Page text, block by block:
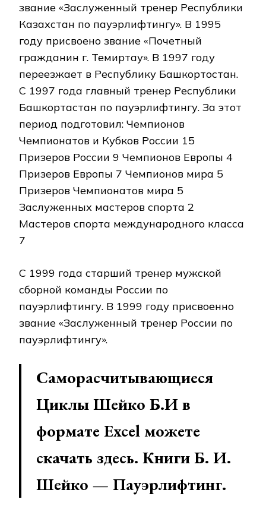
звание «Заслуженный тренер Республики
Казахстан по пауэрлифтингу». В 1995
году присвоено звание «Почетный
гражданин г. Темиртау». В 1997 году
переезжает в Республику Башкортостан.
С 1997 года главный тренер Республики
Башкортастан по пауэрлифтингу. За этот
период подготовил: Чемпионов
Чемпионатов и Кубков России 15
Призеров России 9 Чемпионов Европы 4
Призеров Европы 7 Чемпионов мира 5
Призеров Чемпионатов мира 5
Заслуженных мастеров спорта 2
Мастеров спорта международного класса
7
С 1999 года старший тренер мужской
сборной команды России по
пауэрлифтингу. В 1999 году присвоенно
звание «Заслуженный тренер России по
пауэрлифтингу».
Саморасчитывающиеся
Циклы Шейко Б.И в
формате Excel можете
скачать здесь. Книги Б. И.
Шейко — Пауэрлифтинг.